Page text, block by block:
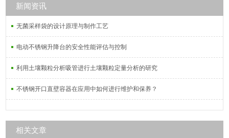
新闻资讯
无菌采样袋的设计原理与制作工艺
电动不锈钢升降台的安全性能评估与控制
利用土壤颗粒分析吸管进行土壤颗粒定量分析的研究
不锈钢开口直壁容器在应用中如何进行维护和保养？
相关文章